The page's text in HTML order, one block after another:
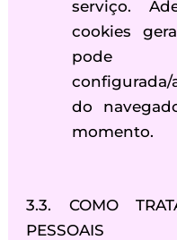
serviço.
cookies
pode
do
momento.
3.3. COMO
PESSOAIS